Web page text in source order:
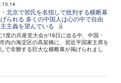
北京で習氏を名指しで批判する横断幕
られる 多くの中国人は心の中で自由
主義を望んでいる
1度の共産党大会が16日に迫る中、中国・
内の海淀区の高架橋に、習近平国家主席を
で非難する巨大な横断幕が掲げられまし